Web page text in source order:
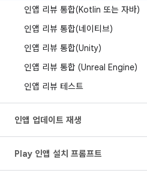
인앱 리뷰 통합(Kotlin 또는 자바)
인앱 리뷰 통합(네이티브)
인앱 리뷰 통합(Unity)
인앱 리뷰 통합 (Unreal Engine)
인앱 리뷰 테스트
인앱 업데이트 재생
Play 인앱 설치 프롬프트